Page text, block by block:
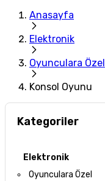
Anasayfa
Elektronik
Oyunculara Özel
Konsol Oyunu
Kategoriler
Elektronik
Oyunculara Özel